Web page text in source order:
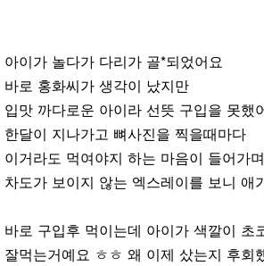
아이가 놀다가 다리가 골*되었어요
바로 홍화씨가 생각이 났지만
입맛 까다로운 아이라 선뜻 구입을 못했
한달이 지나가고 뼈사진을 찍을때마다
이거라도 먹여야지 하는 마음이 들어가며
차도가 보이지 않는 엑스레이를 보니 애
바로 구입후 먹이는데 아이가 색깔이 초
잘먹는거예요 ㅎㅎ 왜 이제 샀는지 후회